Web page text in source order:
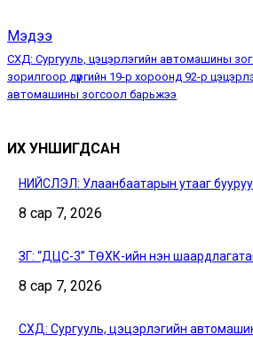
Мэдээ
СХД: Сургууль, цэцэрлэгийн автомашины
зорилгоор дүүргийн 19-р хороонд 92-р
автомашины зогсоол барьжээ
ИХ УНШИГДСАН
НИЙСЛЭЛ: Улаанбаатарын утааг
8 сар 7, 2026
ЗГ: “ДЦС-3” ТӨХК-ийн нэн
8 сар 7, 2026
СХД: Сургууль, цэцэрлэгийн